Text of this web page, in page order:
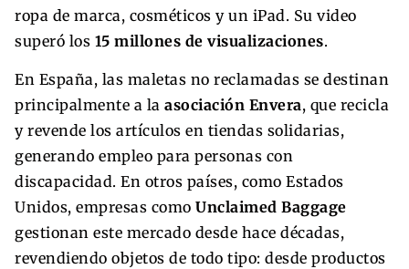
ropa de marca, cosméticos y un iPad. Su video
superó los 15 millones de visualizaciones.
En España, las maletas no reclamadas se destinan
principalmente a la asociación Envera, que recicla
y revende los artículos en tiendas solidarias,
generando empleo para personas con
discapacidad. En otros países, como Estados
Unidos, empresas como Unclaimed Baggage
gestionan este mercado desde hace décadas,
revendiendo objetos de todo tipo: desde productos